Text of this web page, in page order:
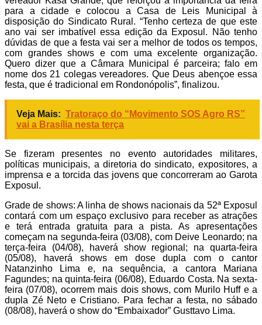
para a cidade e colocou a Casa de Leis Municipal à
disposição do Sindicato Rural. “Tenho certeza de que este
ano vai ser imbatível essa edição da Exposul. Não tenho
dúvidas de que a festa vai ser a melhor de todos os tempos,
com grandes shows e com uma excelente organização.
Quero dizer que a Câmara Municipal é parceira; falo em
nome dos 21 colegas vereadores. Que Deus abençoe essa
festa, que é tradicional em Rondonópolis”, finalizou.
Veja Mais: Tratoraço do “Movimento SOS Agro RS”
vai a Brasília nesta terça
Se fizeram presentes no evento autoridades militares,
políticas municipais, a diretoria do sindicato, expositores, a
imprensa e a torcida das jovens que concorreram ao Garota
Exposul.
Grade de shows: A linha de shows nacionais da 52ª Exposul
contará com um espaço exclusivo para receber as atrações
e terá entrada gratuita para a pista. As apresentações
começam na segunda-feira (03/08), com Deive Leonardo; na
terça-feira (04/08), haverá show regional; na quarta-feira
(05/08), haverá shows em dose dupla com o cantor
Natanzinho Lima e, na sequência, a cantora Mariana
Fagundes; na quinta-feira (06/08), Eduardo Costa. Na sexta-
feira (07/08), ocorrem mais dois shows, com Murilo Huff e a
dupla Zé Neto e Cristiano. Para fechar a festa, no sábado
(08/08), haverá o show do “Embaixador” Gusttavo Lima.